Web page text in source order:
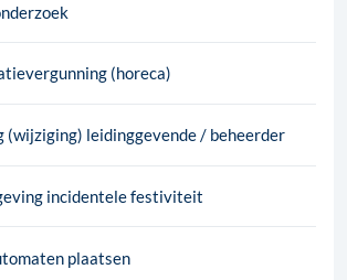
(horeca)
(wijziging) leidinggevende / beheerder
incidentele festiviteit
plaatsen